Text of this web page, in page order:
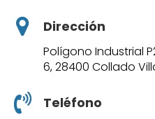
Dirección
Polígono Industrial
6, 28400 Collado
Teléfono